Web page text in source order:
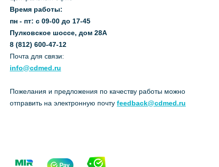
Время работы:
пн - пт: с 09-00 до 17-45
Пулковское шоссе, дом 28А
8 (812) 600-47-12
Почта для связи:
info@cdmed.ru
Пожелания и предложения по качеству работы можно
отправить на электронную почту feedback@cdmed.ru